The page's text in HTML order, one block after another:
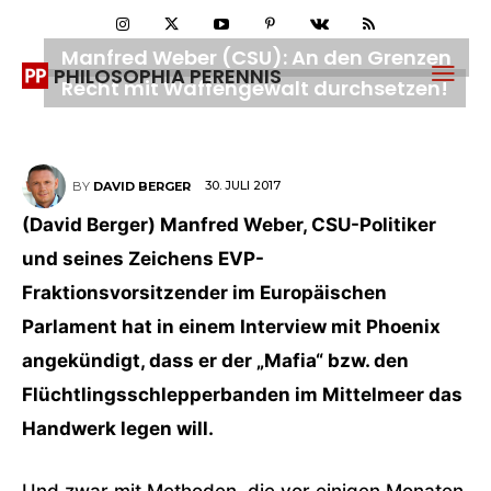
PHILOSOPHIA PERENNIS
Manfred Weber (CSU): An den Grenzen
Recht mit Waffengewalt durchsetzen!
BY DAVID BERGER 30. JULI 2017
(David Berger) Manfred Weber, CSU-Politiker
und seines Zeichens EVP-
Fraktionsvorsitzender im Europäischen
Parlament hat in einem Interview mit Phoenix
angekündigt, dass er der „Mafia“ bzw. den
Flüchtlingsschlepperbanden im Mittelmeer das
Handwerk legen will.